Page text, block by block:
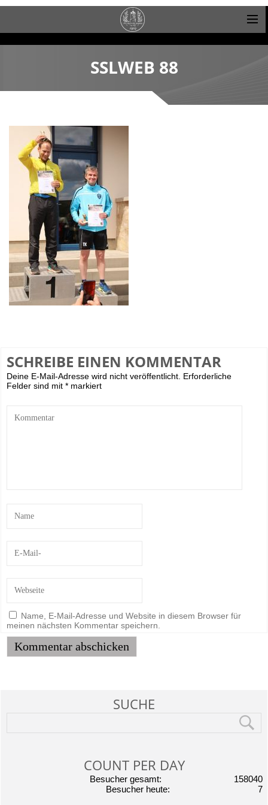
SSLWEB 88
SCHREIBE EINEN KOMMENTAR
Deine E-Mail-Adresse wird nicht veröffentlicht. Erforderliche
Felder sind mit* markiert
Name, E-Mail-Adresse und Website in diesem Browser für
meinen nächsten Kommentar speichern.
SUCHE
COUNT PER DAY
158040
Besucher gesamt:
7
Besucher heute: